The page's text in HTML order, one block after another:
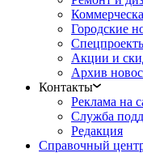
Городские
Акции и
Архив
Контакты
Реклама на
Служба
Редакция
Справочный